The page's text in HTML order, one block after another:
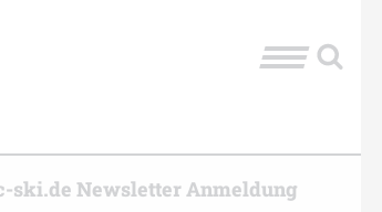
ski.de Newsletter Anmeldung